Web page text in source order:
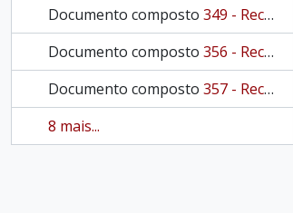
Documento composto 349 - Recenseamento de mancebos aptos ao recrutamento militar para 1901
Documento composto 356 - Recenseamento de mancebos aptos ao recrutamento militar da marinha para 1869
Documento composto 357 - Recenseamento de mancebos aptos ao recrutamento militar da marinha para 1870
8 mais...